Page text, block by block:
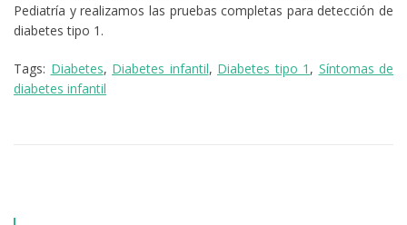
Pediatría y realizamos las pruebas completas para detección de
diabetes tipo 1.
Tags: Diabetes, Diabetes infantil, Diabetes tipo 1 , Síntomas de
diabetes infantil